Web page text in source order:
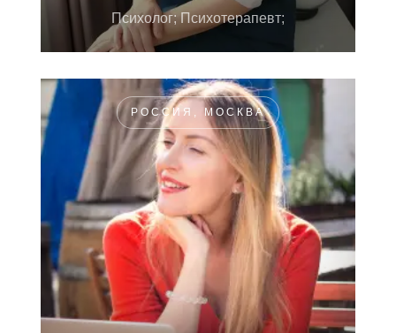
Психолог; Психотерапевт;
РОССИЯ, МОСКВА